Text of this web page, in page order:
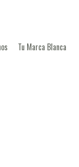
Tu Marca Blanca